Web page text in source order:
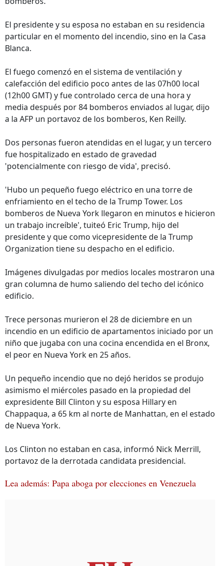
deportación de
migrantes
El presidente y su esposa no estaban en su residencia
particular en el momento del incendio, sino en la Casa
Blanca.
El fuego comenzó en el sistema de ventilación y
calefacción del edificio poco antes de las 07h00 local
(12h00 GMT) y fue controlado cerca de una hora y
media después por 84 bomberos enviados al lugar, dijo
a la AFP un portavoz de los bomberos, Ken Reilly.
Dos personas fueron atendidas en el lugar, y un tercero
fue hospitalizado en estado de gravedad
'potencialmente con riesgo de vida', precisó.
'Hubo un pequeño fuego eléctrico en una torre de
enfriamiento en el techo de la Trump Tower. Los
bomberos de Nueva York llegaron en minutos e hicieron
un trabajo increíble', tuiteó Eric Trump, hijo del
presidente y que como vicepresidente de la Trump
Organization tiene su despacho en el edificio.
Imágenes divulgadas por medios locales mostraron una
gran columna de humo saliendo del techo del icónico
edificio.
Trece personas murieron el 28 de diciembre en un
incendio en un edificio de apartamentos iniciado por un
niño que jugaba con una cocina encendida en el Bronx,
el peor en Nueva York en 25 años.
Un pequeño incendio que no dejó heridos se produjo
asimismo el miércoles pasado en la propiedad del
expresidente Bill Clinton y su esposa Hillary en
Chappaqua, a 65 km al norte de Manhattan, en el estado
de Nueva York.
Los Clinton no estaban en casa, informó Nick Merrill,
portavoz de la derrotada candidata presidencial.
Lea además: Papa aboga por elecciones en Venezuela